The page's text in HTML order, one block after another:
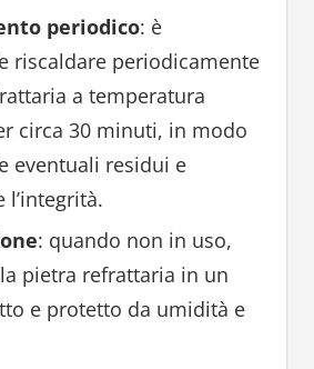
periodico: è
riscaldare periodicamente
a temperatura
circa 30 minuti, in modo
eventuali residui e
l’integrità.
: quando non in uso,
pietra refrattaria in un
e protetto da umidità e